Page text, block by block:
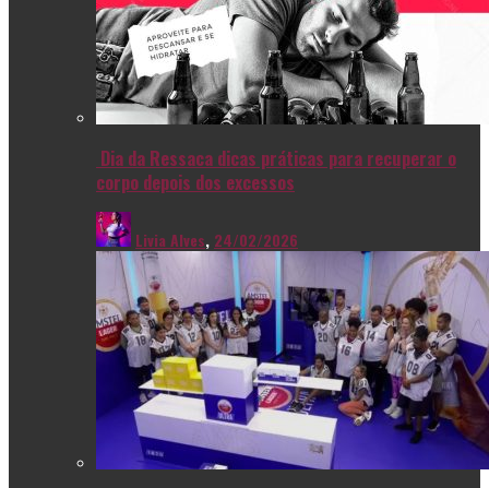
Dia da Ressaca dicas práticas para recuperar o
corpo depois dos excessos
Livia Alves, 24/02/2026